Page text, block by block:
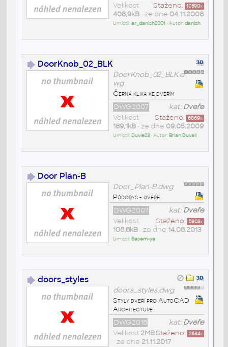
Staženo: 10590x
Velikost
408,9kB• ze dne 04.11.2008
Umístil:ar_danish2001 • Autor:danish
DoorKnob_02_BLK
DoorKnob_02_BLK.d
wg
Černá klika ke dvěřím
kat:Dveře
DWG2007
Staženo: 6869x
Velikost
189,1kB• ze dne 09.05.2009
Umístil: Duvie23• Autor: Brian Duvall
Door Plan-B
Door_Plan-B.dwg
Půdorys - dveře
kat:Dveře
DWG2007
Staženo: 5903x
Velikost
108,8kB• ze dne 14.08.2013
Umístil: Basem-ya
doors_styles
doors_styles.dwg
Styly dveří pro AutoCAD
Architecture
kat:Dveře
DWG2018
Staženo: 2684x
Velikost 2MB
• ze dne 21.11.2017